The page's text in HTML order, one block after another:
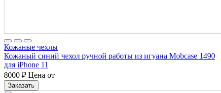
Кожаные чехлы
Кожаный синий чехол ручной работы из игуана Mobcase 1490
для iPhone 11
8000 ₽ Цена от
Заказать